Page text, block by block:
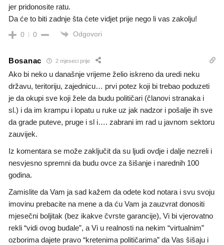
jer pridonosite ratu.
Da će to biti zadnje šta ćete vidjet prije nego li vas zakolju!
0 0 Odgovori
Bosanac 2 mjeseci prije
Ako bi neko u današnje vrijeme želio iskreno da uredi neku
državu, teritoriju, zajednicu… prvi potez koji bi trebao poduzeti
je da okupi sve koji žele da budu političari (članovi stranaka i
sl.) i da im krampu i lopatu u ruke uz jak nadzor i pošalje ih sve
da grade puteve, pruge i sl i…. zabrani im rad u javnom sektoru
zauvijek.
Iz komentara se može zaključit da su ljudi ovdje i dalje nezreli i
nesvjesno spremni da budu ovce za šišanje i narednih 100
godina.
Zamislite da Vam ja sad kažem da odete kod notara i svu svoju
imovinu prebacite na mene a da ću Vam ja zauzvrat donositi
mjesečni boljitak (bez ikakve čvrste garancije), Vi bi vjerovatno
rekli “vidi ovog budale”, a Vi u realnosti na nekim “virtualnim”
ozborima dajete pravo “kretenima političarima” da Vas šišaju i